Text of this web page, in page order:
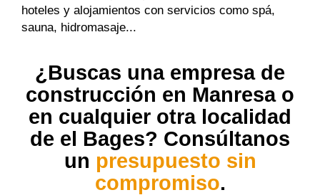
hoteles y alojamientos con servicios como spá,
sauna, hidromasaje...
¿Buscas una empresa de
construcción en Manresao
en cualquier otra localidad
de el Bages? Consúltanos
un presupuesto sin
compromiso.